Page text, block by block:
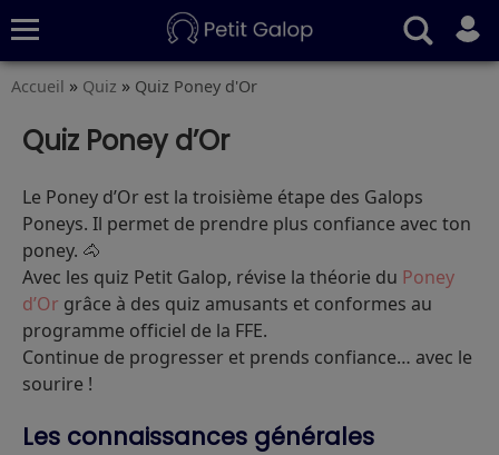
Quiz
Conseils
Fiches
S’abonner
Accueil » Quiz » Quiz Poney d'Or
Quiz Poney d’Or
Le Poney d’Or est la troisième étape des Galops
Poneys. Il permet de prendre plus confiance avec ton
poney. 🐴
Avec les quiz Petit Galop, révise la théorie du Poney
d’Or grâce à des quiz amusants et conformes au
programme officiel de la FFE.
Continue de progresser et prends confiance… avec le
sourire !
Les connaissances générales